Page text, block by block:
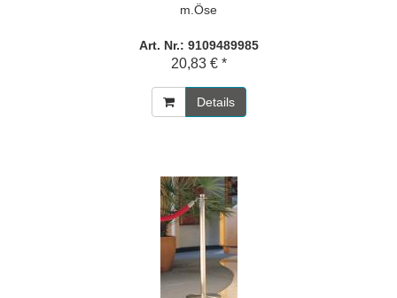
m.Öse
Art. Nr.: 9109489985
20,83 € *
Details